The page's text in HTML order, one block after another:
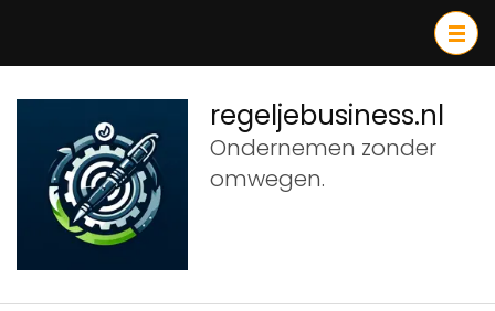
inhoud
(druk
Enter)
regeljebusiness.nl
Ondernemen zonder
omwegen.